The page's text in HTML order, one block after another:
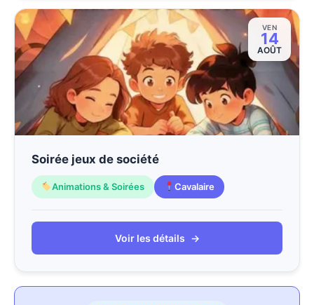
VEN
14
AOÛT
Soirée jeux de société
Animations & Soirées Cavalaire
Voir les détails →